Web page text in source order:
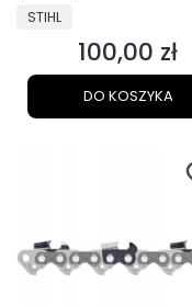
PRODUCENT
STIHL
Cena
100,00 zł
DO KOSZYKA